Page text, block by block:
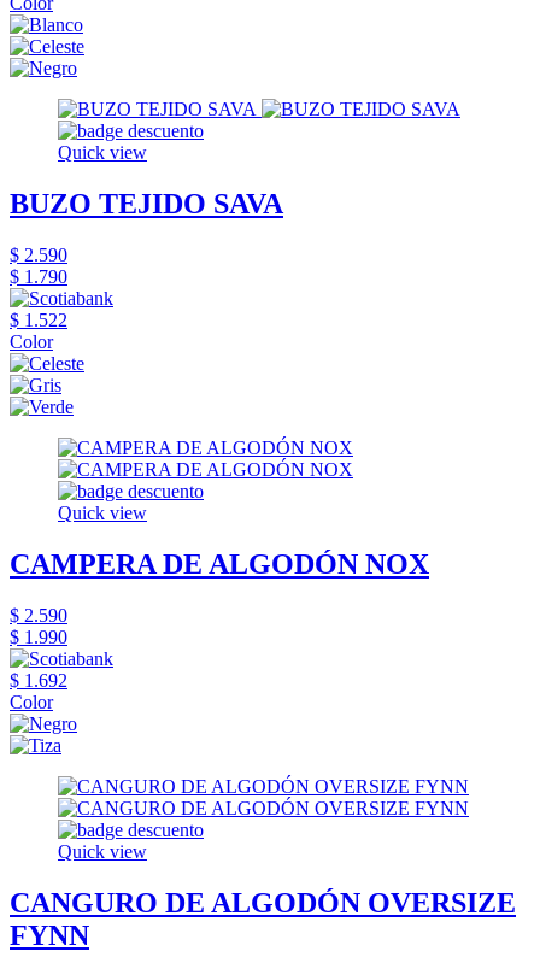
Quick view
BUZO TEJIDO SAVA
$ 2.590
$ 1.790
$ 1.522
Color
Quick view
CAMPERA DE ALGODÓN NOX
$ 2.590
$ 1.990
$ 1.692
Color
Quick view
CANGURO DE ALGODÓN OVERSIZE
FYNN